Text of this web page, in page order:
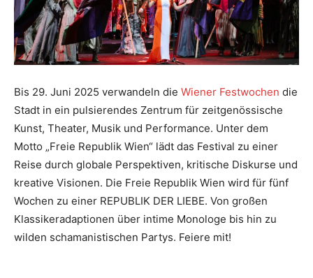
Bis 29. Juni 2025 verwandeln die Wiener Festwochen die
Stadt in ein pulsierendes Zentrum für zeitgenössische
Kunst, Theater, Musik und Performance. Unter dem
Motto „Freie Republik Wien“ lädt das Festival zu einer
Reise durch globale Perspektiven, kritische Diskurse und
kreative Visionen. Die Freie Republik Wien wird für fünf
Wochen zu einer REPUBLIK DER LIEBE. Von großen
Klassikeradaptionen über intime Monologe bis hin zu
wilden schamanistischen Partys. Feiere mit!